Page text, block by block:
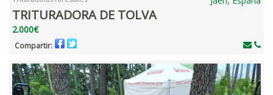
TRITURADORA DE TOLVA
2.000€
Compartir: